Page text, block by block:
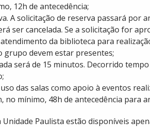
12h de antecedência;
A solicitação de reserva passará por
ser cancelada. Se a solicitação for
da biblioteca para
devem estar presentes;
será de 15 minutos. Decorrido
das salas como apoio à eventos
no mínimo, 48h de antecedência para
Paulista estão disponíveis